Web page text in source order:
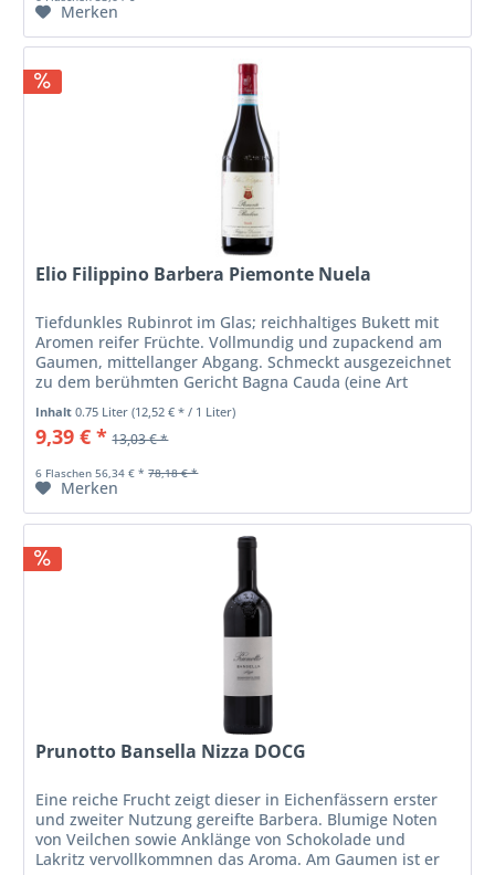
Merken
Elio Filippino Barbera Piemonte Nuela
Tiefdunkles Rubinrot im Glas; reichhaltiges Bukett mit
Aromen reifer Früchte. Vollmundig und zupackend am
Gaumen, mittellanger Abgang. Schmeckt ausgezeichnet
zu dem berühmten Gericht Bagna Cauda (eine Art
Gemüsefondue), passt aber auch...
Inhalt0.75 Liter(12,52 € * / 1 Liter)
9,39 € * 13,03 € *
6 Flaschen 56,34 € * 78,18 € *
Merken
Prunotto Bansella Nizza DOCG
Eine reiche Frucht zeigt dieser in Eichenfässern erster
und zweiter Nutzung gereifte Barbera. Blumige Noten
von Veilchen sowie Anklänge von Schokolade und
Lakritz vervollkommnen das Aroma. Am Gaumen ist er